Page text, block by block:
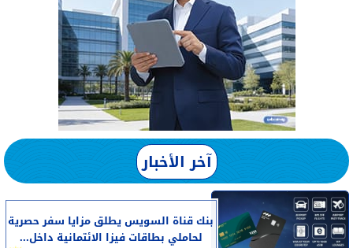
آخر الأخبار
بنك قناة السويس يطلق مزايا سفر حصرية
لحاملي بطاقات فيزا الائتمانية داخل...